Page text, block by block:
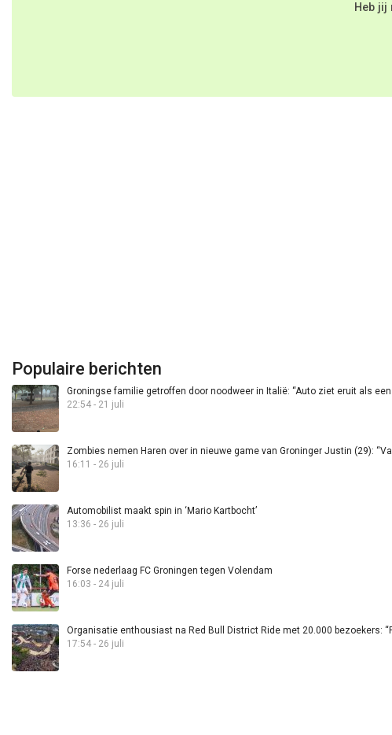
Heb jij
Populaire berichten
Groningse familie getroffen door noodweer in Italië: “Auto ziet eruit als een
22:54 - 21 juli
Zombies nemen Haren over in nieuwe game van Groninger Justin (29):
16:11 - 26 juli
Automobilist maakt spin in ‘Mario Kartbocht’
13:36 - 26 juli
Forse nederlaag FC Groningen tegen Volendam
16:03 - 24 juli
Organisatie enthousiast na Red Bull District Ride met 20.000 bezoekers:
17:54 - 26 juli